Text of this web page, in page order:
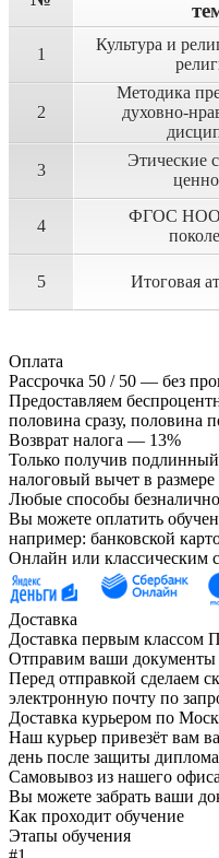
1
Культура и
2
Методика
духовно-
3
Этические
4
ФГОС НОО
5 Итоговая
Оплата
Рассрочка 50 / 50 — без
Предоставляем
половина сразу, половина
Возврат налога — 13%
Только получив
налоговый вычет в размере
Любые способы
Вы можете оплатить
например: банковской
Онлайн или классическим
Доставка
Доставка первым классом
Отправим ваши документы
Перед отправкой сделаем
электронную почту по
Доставка курьером по
Наш курьер привезёт вам
день после защиты
Самовывоз из нашего офиса
Вы можете забрать ваши
Как проходит обучение
Этапы обучения